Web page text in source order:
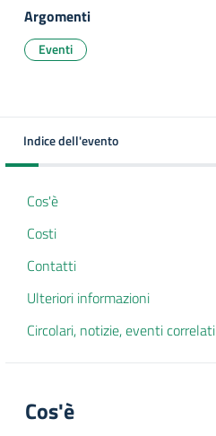
Argomenti
Eventi
Indice dell'evento
Cos'è
Costi
Contatti
Ulteriori informazioni
Circolari, notizie, eventi correlati
Cos'è